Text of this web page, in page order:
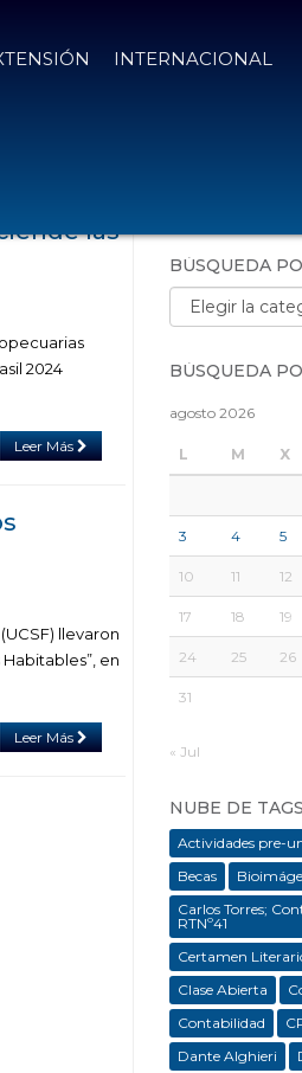
INTERNACIONAL
las
2024
Leer Más
llevaron
en
Leer Más
BÚSQUEDA
Búsqueda por
BÚSQUEDA
agosto 2026
L M X
3 4 5
10 11 12
17 18 19
24 25 26
31
« Jul
NUBE DE
Actividades pre-
Becas
Carlos Torres;
RTNº41
Certamen
Clase Abierta
Contabilidad
Dante Alghieri